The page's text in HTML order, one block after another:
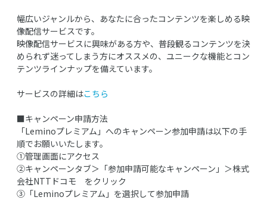
幅広いジャンルから、あなたに合ったコンテンツを楽しめる映
像配信サービスです。
映像配信サービスに興味がある方や、普段観るコンテンツを決
められず迷ってしまう方にオススメの、ユニークな機能とコン
テンツラインナップを備えています。
サービスの詳細はこちら
■キャンペーン申請方法
「Leminoプレミアム」へのキャンペーン参加申請は以下の手
順でお願いいたします。
①管理画面にアクセス
➁キャンペーンタブ＞「参加申請可能なキャンペーン」＞株式
会社NTTドコモ をクリック
③「Leminoプレミアム」を選択して参加申請